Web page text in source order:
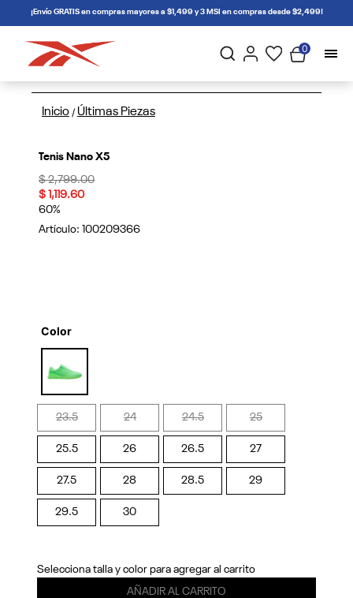
connectif¡Envío GRATIS en compras mayores a $1,499 y 3 MSI en compras desde $2,499!
0
Inicio / Últimas Piezas
Tenis Nano X5
Price reduced from
$ 2,799.00to
$ 1,119.60
60%
Artículo: 100209366
Color
selected
23.5 24 24.5 25
25.5 26 26.5 27
27.5 28 28.5 29
29.5 30
Selecciona talla y color para agregar al carrito
AÑADIR AL CARRITO